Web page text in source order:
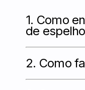
1. Como
de
2. Como